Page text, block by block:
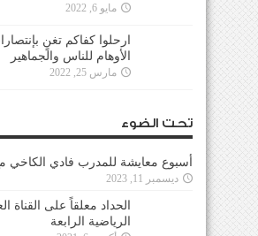
مايو 6, 2022
ارحلوا كفاكم تغنٍ
الأوهام للناس والجماهير
مارس 25, 2022
تحت الضوء
أسبوع معايشة للمدرب فادي الكاخي
ديسمبر 11, 2023
الحداد معلقاً على القناة
الرياضية الرابعة